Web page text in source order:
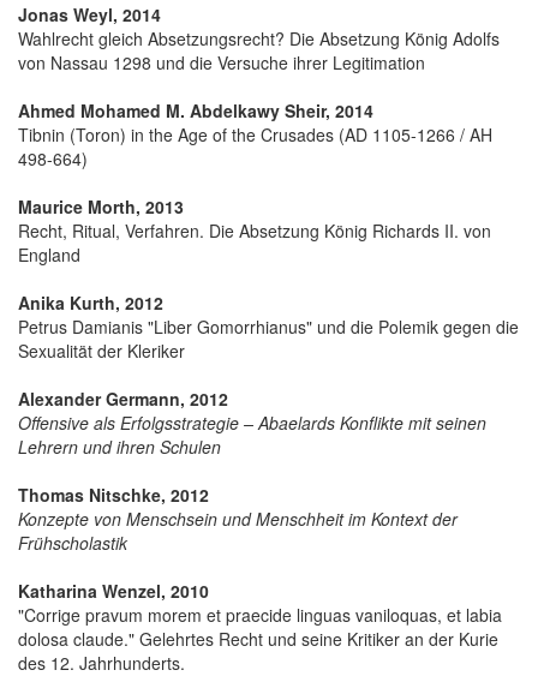
Jonas Weyl, 2014
Wahlrecht gleich Absetzungsrecht? Die Absetzung König Adolfs
von Nassau 1298 und die Versuche ihrer Legitimation
Ahmed Mohamed M. Abdelkawy Sheir, 2014
Tibnin (Toron) in the Age of the Crusades (AD 1105-1266 / AH
498-664)
Maurice Morth, 2013
Recht, Ritual, Verfahren. Die Absetzung König Richards II. von
England
Anika Kurth, 2012
Petrus Damianis "Liber Gomorrhianus" und die Polemik gegen die
Sexualität der Kleriker
Alexander Germann, 2012
Offensive als Erfolgsstrategie – Abaelards Konflikte mit seinen
Lehrern und ihren Schulen
Thomas Nitschke, 2012
Konzepte von Menschsein und Menschheit im Kontext der
Frühscholastik
Katharina Wenzel, 2010
"Corrige pravum morem et praecide linguas vaniloquas, et labia
dolosa claude." Gelehrtes Recht und seine Kritiker an der Kurie
des 12. Jahrhunderts.